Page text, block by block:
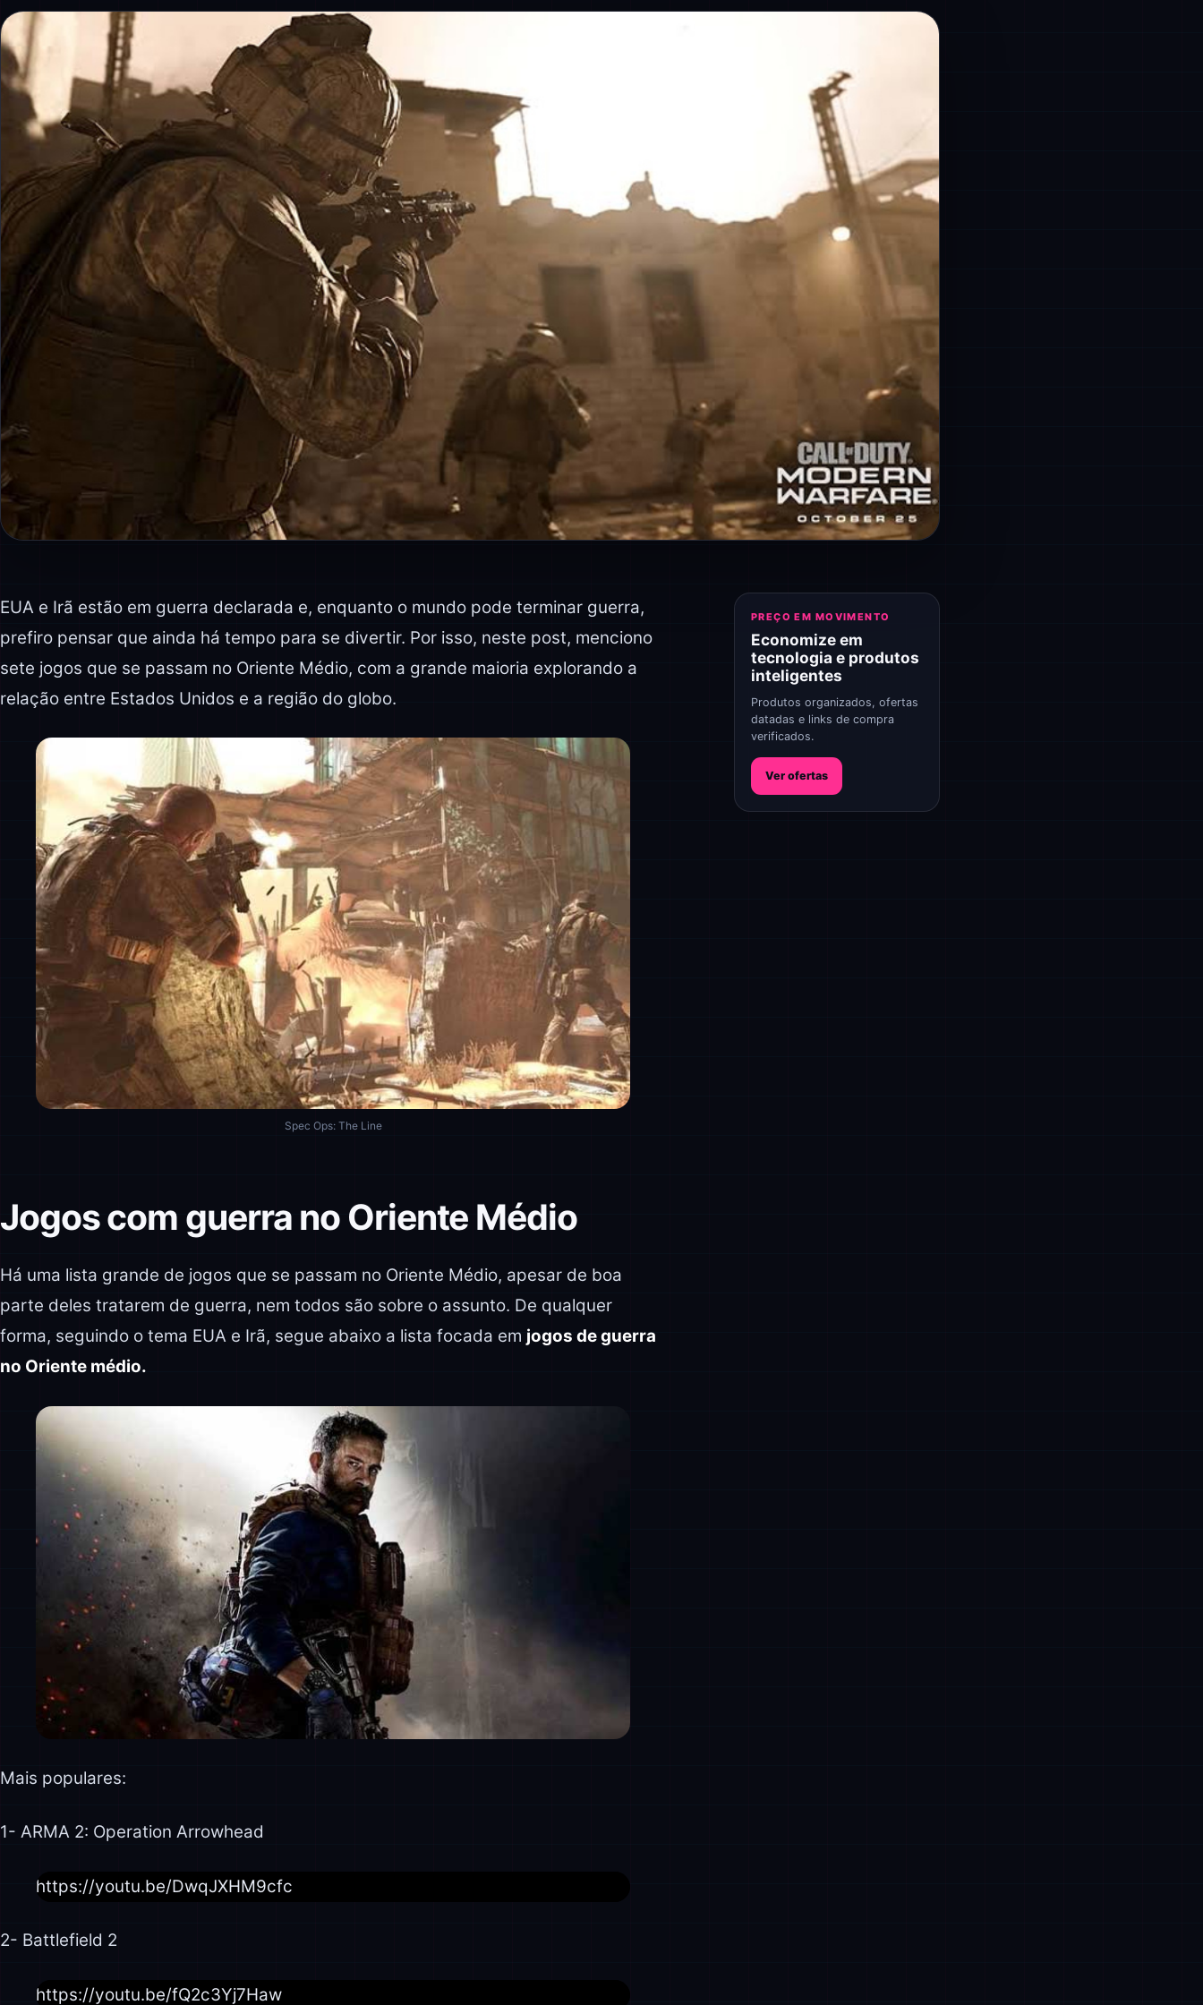
EUA e Irã estão em guerra declarada e, enquanto o mundo pode terminar guerra,
prefiro pensar que ainda há tempo para se divertir. Por isso, neste post, menciono
sete jogos que se passam no Oriente Médio, com a grande maioria explorando a
relação entre Estados Unidos e a região do globo.
Spec Ops: The Line
Jogos com guerra no Oriente Médio
Há uma lista grande de jogos que se passam no Oriente Médio, apesar de boa
parte deles tratarem de guerra, nem todos são sobre o assunto. De qualquer
forma, seguindo o tema EUA e Irã, segue abaixo a lista focada em jogos de guerra
no Oriente médio.
Mais populares:
1- ARMA 2: Operation Arrowhead
https://youtu.be/DwqJXHM9cfc
2- Battlefield 2
https://youtu.be/fQ2c3Yj7Haw
PREÇO EM MOVIMENTO
Economize em
tecnologia e produtos
inteligentes
Produtos organizados, ofertas
datadas e links de compra
verificados.
Ver ofertas